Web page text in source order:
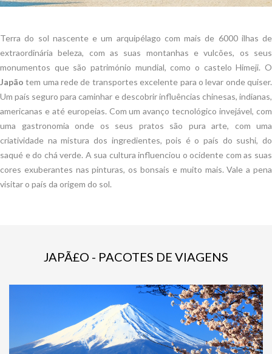
Terra do sol nascente e um arquipélago com mais de 6000 ilhas de
extraordinária beleza, com as suas montanhas e vulcões, os seus
monumentos que são património mundial, como o castelo Himeji. O
Japão tem uma rede de transportes excelente para o levar onde quiser.
Um país seguro para caminhar e descobrir influências chinesas, indianas,
americanas e até europeias. Com um avanço tecnológico invejável, com
uma gastronomia onde os seus pratos são pura arte, com uma
criatividade na mistura dos ingredientes, pois é o país do sushi, do
saqué e do chá verde. A sua cultura influenciou o ocidente com as suas
cores exuberantes nas pinturas, os bonsais e muito mais. Vale a pena
visitar o país da origem do sol.
JAPÃ£O - PACOTES DE VIAGENS